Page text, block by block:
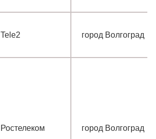
Tele2 город Волгоград
Ростелеком город Волгоград